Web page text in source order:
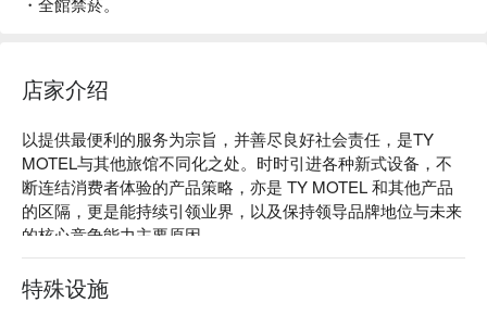
店家介绍
以提供最便利的服务为宗旨，并善尽良好社会责任，是TY
MOTEL与其他旅馆不同化之处。时时引进各种新式设备，不
断连结消费者体验的产品策略，亦是 TY MOTEL 和其他产品
的区隔，更是能持续引领业界，以及保持领导品牌地位与未来
的核心竞争能力主要原因。
特殊设施